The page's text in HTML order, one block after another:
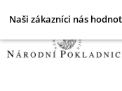
Naši zákazníci nás
Mincovní